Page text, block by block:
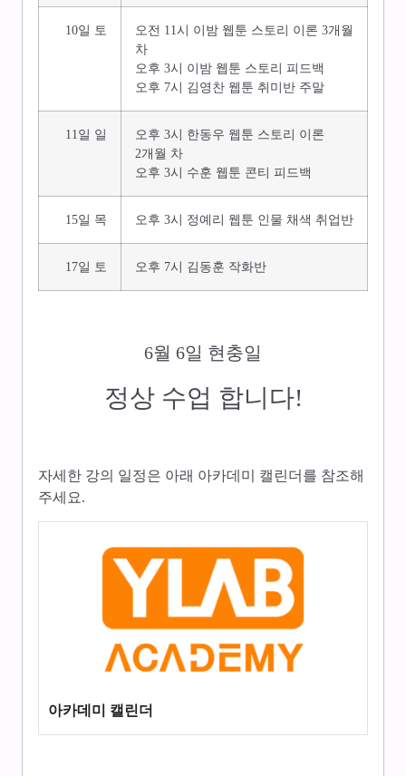
10일 토
오전 11시 이밤 웹툰 스토리 이론 3개월
차
오후 3시 이밤 웹툰 스토리 피드백
오후 7시 김영찬 웹툰 취미반 주말
11일 일
오후 3시 한동우 웹툰 스토리 이론
2개월 차
오후 3시 수훈 웹툰 콘티 피드백
15일 목 오후 3시 정예리 웹툰 인물 채색 취업반
17일 토 오후 7시 김동훈 작화반
6월 6일 현충일
정상 수업 합니다!
자세한 강의 일정은 아래 아카데미 캘린더를 참조해
주세요.
아카데미 캘린더